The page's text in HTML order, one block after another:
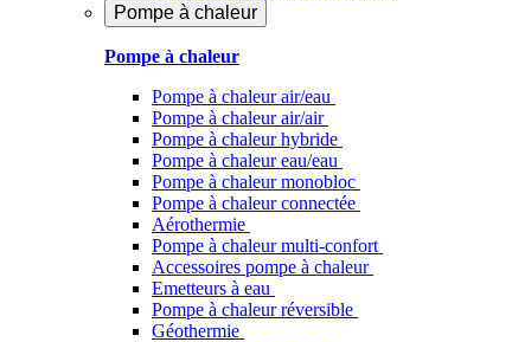
Pompe à chaleur
Pompe à chaleur
Pompe à chaleur air/eau
Pompe à chaleur air/air
Pompe à chaleur hybride
Pompe à chaleur​ eau/eau
Pompe à chaleur monobloc
Pompe à chaleur connectée
Aérothermie
Pompe à chaleur multi-confort
Accessoires pompe à chaleur
Emetteurs à eau
Pompe à chaleur réversible
Géothermie